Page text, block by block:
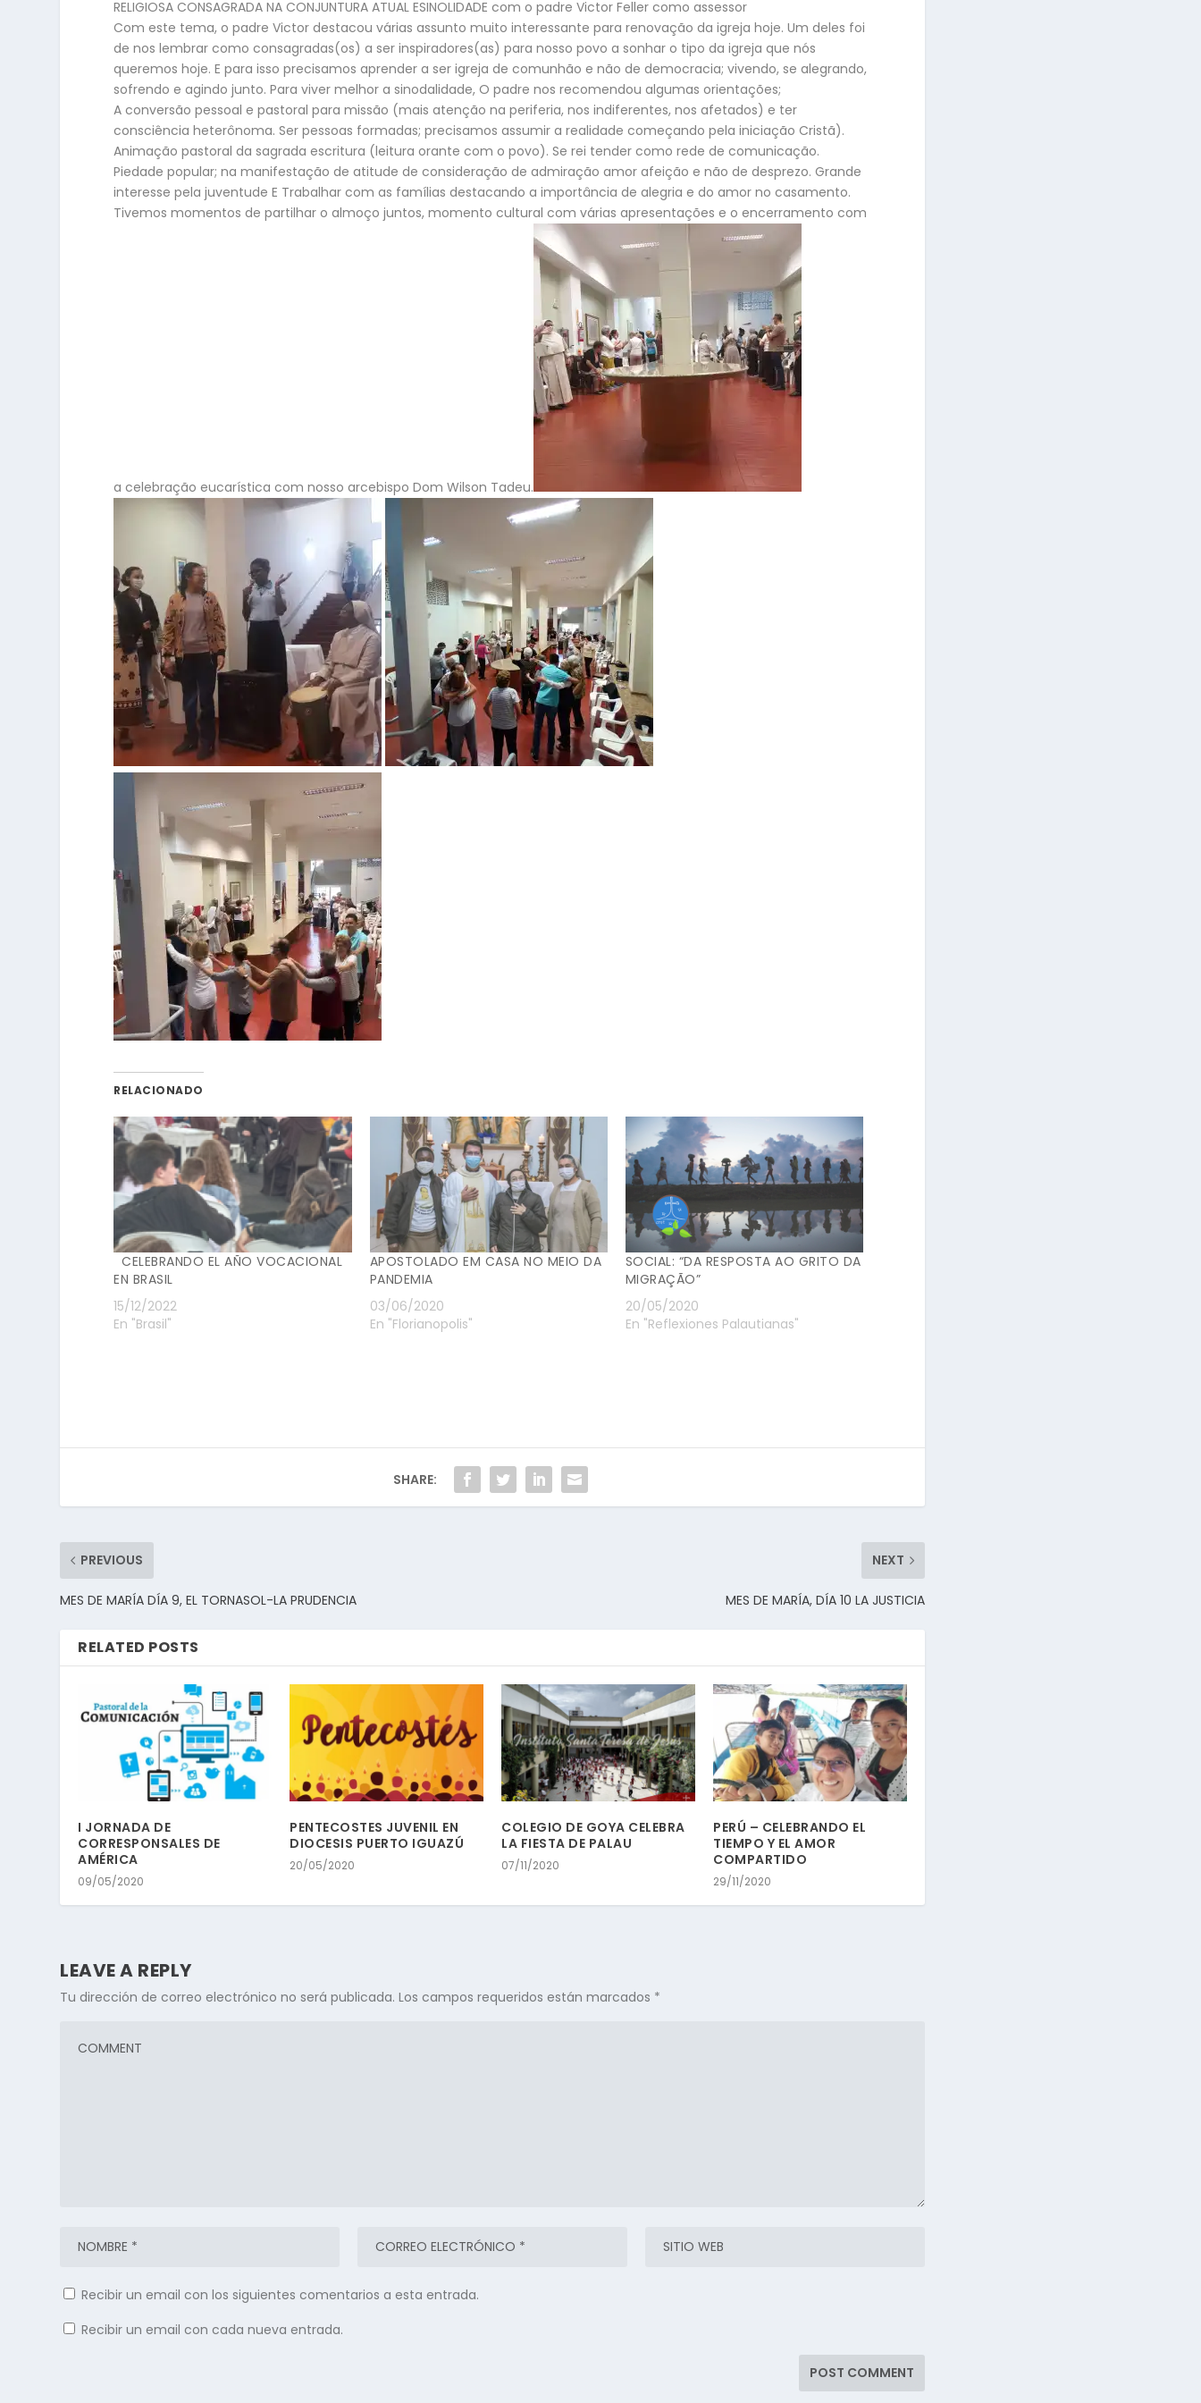
RELIGIOSA CONSAGRADA NA CONJUNTURA ATUAL ESINOLIDADE com o padre Victor Feller como assessor
Com este tema, o padre Victor destacou várias assunto muito interessante para renovação da igreja hoje. Um deles foi
de nos lembrar como consagradas(os) a ser inspiradores(as) para nosso povo a sonhar o tipo da igreja que nós
queremos hoje. E para isso precisamos aprender a ser igreja de comunhão e não de democracia; vivendo, se alegrando,
sofrendo e agindo junto. Para viver melhor a sinodalidade, O padre nos recomendou algumas orientações;
A conversão pessoal e pastoral para missão (mais atenção na periferia, nos indiferentes, nos afetados) e ter
consciência heterônoma. Ser pessoas formadas; precisamos assumir a realidade começando pela iniciação Cristã).
Animação pastoral da sagrada escritura (leitura orante com o povo). Se rei tender como rede de comunicação.
Piedade popular; na manifestação de atitude de consideração de admiração amor afeição e não de desprezo. Grande
interesse pela juventude E Trabalhar com as famílias destacando a importância de alegria e do amor no casamento.
Tivemos momentos de partilhar o almoço juntos, momento cultural com várias apresentações e o encerramento com
a celebração eucarística com nosso arcebispo Dom Wilson Tadeu.
RELACIONADO
CELEBRANDO EL AÑO VOCACIONAL
EN BRASIL
15/12/2022
En "Brasil"
APOSTOLADO EM CASA NO MEIO DA
PANDEMIA
03/06/2020
En "Florianopolis"
SOCIAL: “DA RESPOSTA AO GRITO DA
MIGRAÇÃO”
20/05/2020
En "Reflexiones Palautianas"
SHARE:
PREVIOUS
MES DE MARÍA DÍA 9, EL TORNASOL-LA PRUDENCIA
NEXT
MES DE MARÍA, DÍA 10 LA JUSTICIA
RELATED POSTS
I JORNADA DE
CORRESPONSALES DE
AMÉRICA
09/05/2020
PENTECOSTES JUVENIL EN
DIOCESIS PUERTO IGUAZÚ
20/05/2020
COLEGIO DE GOYA CELEBRA
LA FIESTA DE PALAU
07/11/2020
PERÚ – CELEBRANDO EL
TIEMPO Y EL AMOR
COMPARTIDO
29/11/2020
LEAVE A REPLY
Tu dirección de correo electrónico no será publicada. Los campos requeridos están marcados *
Recibir un email con los siguientes comentarios a esta entrada.
Recibir un email con cada nueva entrada.